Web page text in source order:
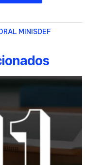
MINISDEF